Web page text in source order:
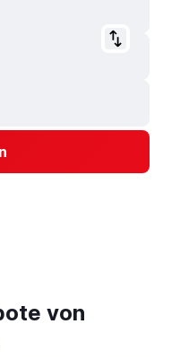
von